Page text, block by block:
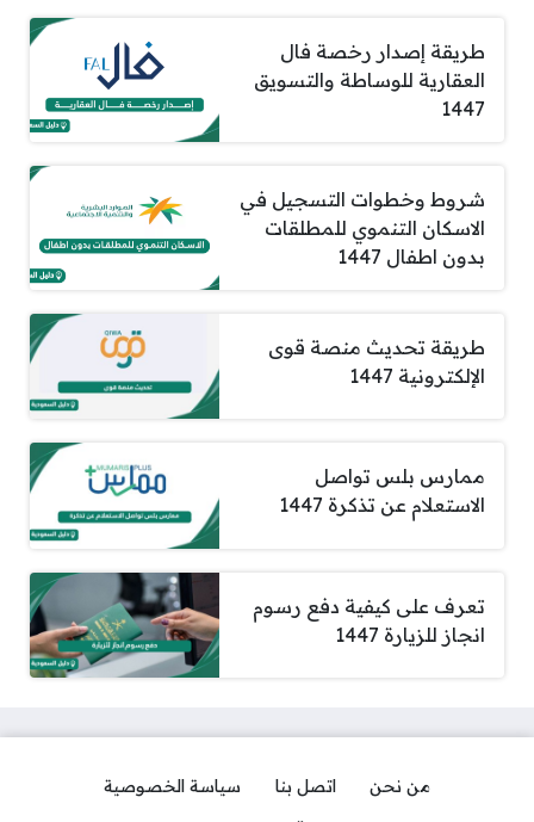
طريقة إصدار رخصة فال
العقارية للوساطة والتسويق
1447
شروط وخطوات التسجيل في
الاسكان التنموي للمطلقات
بدون اطفال 1447
طريقة تحديث منصة قوى
الإلكترونية 1447
ممارس بلس تواصل
الاستعلام عن تذكرة 1447
تعرف على كيفية دفع رسوم
انجاز للزيارة 1447
من نحن اتصل بنا
سياسة الخصوصية